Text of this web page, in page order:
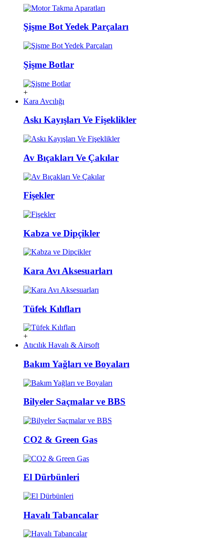
Şişme Bot Yedek Parçaları
Şişme Botlar
+
Kara Avcılığı
Askı Kayışları Ve Fişeklikler
Av Bıçakları Ve Çakılar
Fişekler
Kabza ve Dipçikler
Kara Avı Aksesuarları
Tüfek Kılıfları
+
Atıcılık Havalı & Airsoft
Bakım Yağları ve Boyaları
Bilyeler Saçmalar ve BBS
CO2 & Green Gas
El Dürbünleri
Havalı Tabancalar